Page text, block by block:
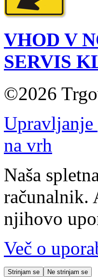
VHOD V
SERVIS
©2026
na vrh
Naša
računalnik.
njihovo
Več o
Strinjam se Ne strinjam se